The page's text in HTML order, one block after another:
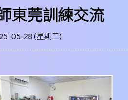
東莞訓練交流
05-28 (星期三)